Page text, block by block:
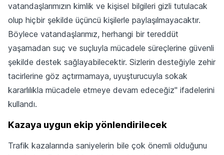
vatandaşlarımızın kimlik ve kişisel bilgileri gizli tutulacak
olup hiçbir şekilde üçüncü kişilerle paylaşılmayacaktır.
Böylece vatandaşlarımız, herhangi bir tereddüt
yaşamadan suç ve suçluyla mücadele süreçlerine güvenli
şekilde destek sağlayabilecektir. Sizlerin desteğiyle zehir
tacirlerine göz açtırmamaya, uyuşturucuyla sokak
kararlılıkla mücadele etmeye devam edeceğiz" ifadelerini
kullandı.
Kazaya uygun ekip yönlendirilecek
Trafik kazalarında saniyelerin bile çok önemli olduğunu